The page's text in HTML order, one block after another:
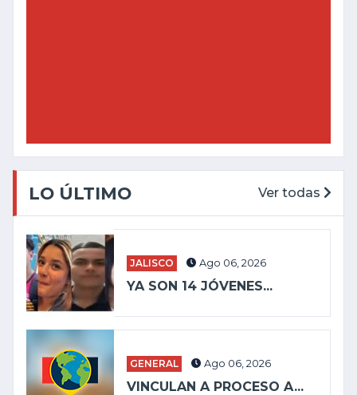
LO ÚLTIMO Ver todas
JALISCO Ago 06, 2026
YA SON 14 JÓVENES...
GENERAL Ago 06, 2026
VINCULAN A PROCESO A...